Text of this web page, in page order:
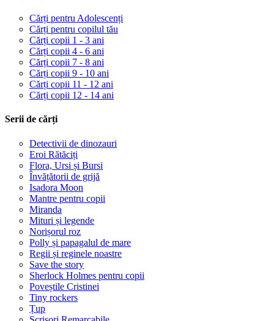
Cărți pentru Adolescenți
Cărți pentru copilul tău
Cărți copii 1 - 3 ani
Cărți copii 4 - 6 ani
Cărți copii 7 - 8 ani
Cărți copii 9 - 10 ani
Cărți copii 11 - 12 ani
Cărți copii 12 - 14 ani
Serii de cărți
Detectivii de dinozauri
Eroi Rătăciți
Flora, Ursi și Bursi
Învățătorii de grijă
Isadora Moon
Mantre pentru copii
Miranda
Mituri și legende
Norișorul roz
Polly și papagalul de mare
Regii și reginele noastre
Save the story
Sherlock Holmes pentru copii
Poveștile Cristinei
Tiny rockers
Țup